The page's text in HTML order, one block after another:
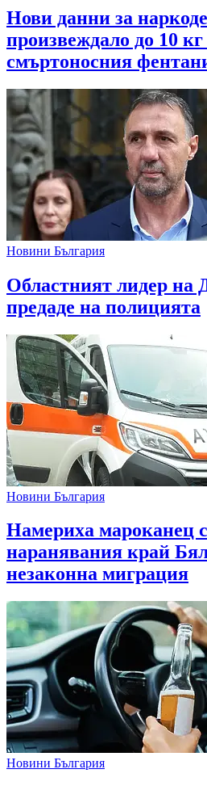
Нови данни за
произвеждало до 10 кг
смъртоносния
Новини България
Областният лидер на
предаде на полицията
Новини България
Намериха мароканец
наранявания край
незаконна миграция
Новини България